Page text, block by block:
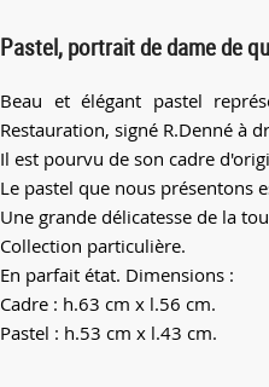
Pastel, portrait de dame de
Beau et élégant pastel
Restauration, signé R.Denné à
Il est pourvu de son cadre
Le pastel que nous présentons
Une grande délicatesse de la
Collection particulière.
En parfait état. Dimensions :
Cadre : h.63 cm x l.56 cm.
Pastel : h.53 cm x l.43 cm.